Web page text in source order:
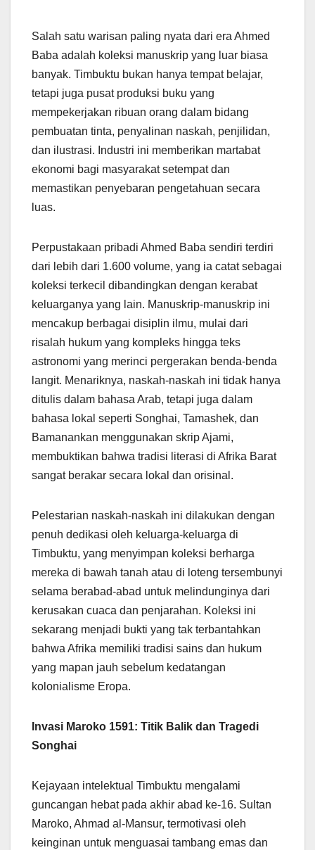
Salah satu warisan paling nyata dari era Ahmed
Baba adalah koleksi manuskrip yang luar biasa
banyak. Timbuktu bukan hanya tempat belajar,
tetapi juga pusat produksi buku yang
mempekerjakan ribuan orang dalam bidang
pembuatan tinta, penyalinan naskah, penjilidan,
dan ilustrasi. Industri ini memberikan martabat
ekonomi bagi masyarakat setempat dan
memastikan penyebaran pengetahuan secara
luas.
Perpustakaan pribadi Ahmed Baba sendiri terdiri
dari lebih dari 1.600 volume, yang ia catat sebagai
koleksi terkecil dibandingkan dengan kerabat
keluarganya yang lain. Manuskrip-manuskrip ini
mencakup berbagai disiplin ilmu, mulai dari
risalah hukum yang kompleks hingga teks
astronomi yang merinci pergerakan benda-benda
langit. Menariknya, naskah-naskah ini tidak hanya
ditulis dalam bahasa Arab, tetapi juga dalam
bahasa lokal seperti Songhai, Tamashek, dan
Bamanankan menggunakan skrip Ajami,
membuktikan bahwa tradisi literasi di Afrika Barat
sangat berakar secara lokal dan orisinal.
Pelestarian naskah-naskah ini dilakukan dengan
penuh dedikasi oleh keluarga-keluarga di
Timbuktu, yang menyimpan koleksi berharga
mereka di bawah tanah atau di loteng tersembunyi
selama berabad-abad untuk melindunginya dari
kerusakan cuaca dan penjarahan. Koleksi ini
sekarang menjadi bukti yang tak terbantahkan
bahwa Afrika memiliki tradisi sains dan hukum
yang mapan jauh sebelum kedatangan
kolonialisme Eropa.
Invasi Maroko 1591: Titik Balik dan Tragedi
Songhai
Kejayaan intelektual Timbuktu mengalami
guncangan hebat pada akhir abad ke-16. Sultan
Maroko, Ahmad al-Mansur, termotivasi oleh
keinginan untuk menguasai tambang emas dan